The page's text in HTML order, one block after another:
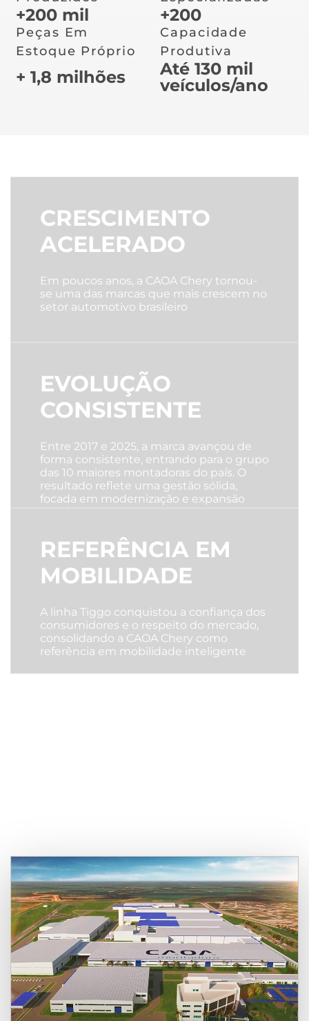
+200 mil +200
Peças Em
Estoque Próprio
+ 1,8 milhões
Capacidade
Produtiva
Até 130 mil
veículos/ano
CRESCIMENTO
ACELERADO
Em poucos anos, a CAOA Chery tornou-
se uma das marcas que mais crescem no
setor automotivo brasileiro
EVOLUÇÃO
CONSISTENTE
Entre 2017 e 2025, a marca avançou de
forma consistente, entrando para o grupo
das 10 maiores montadoras do país. O
resultado reflete uma gestão sólida,
focada em modernização e expansão
contínua da rede
REFERÊNCIA EM
MOBILIDADE
A linha Tiggo conquistou a confiança dos
consumidores e o respeito do mercado,
consolidando a CAOA Chery como
referência em mobilidade inteligente